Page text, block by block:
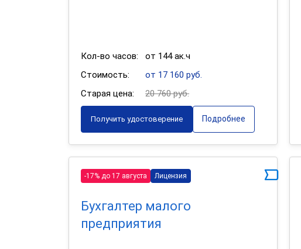
Кол-во часов:
от 144 ак.ч
Стоимость:
от 17 160 руб.
Старая цена:
20 760 руб.
Получить удостоверение Подробнее
-17% до 17 августа Лицензия
Бухгалтер малого
предприятия